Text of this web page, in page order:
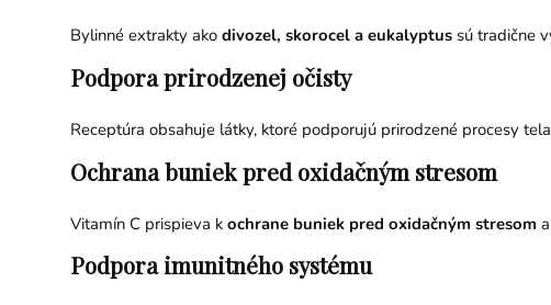
Bylinné extrakty ako divozel, skorocel a eukalyptussú tradične
Podpora prirodzenej očisty
Receptúra obsahuje látky, ktoré podporujú prirodzené procesy
Ochrana buniek pred oxidačným stresom
Vitamín C prispieva k ochrane buniek pred oxidačným stresom
Podpora imunitného systému